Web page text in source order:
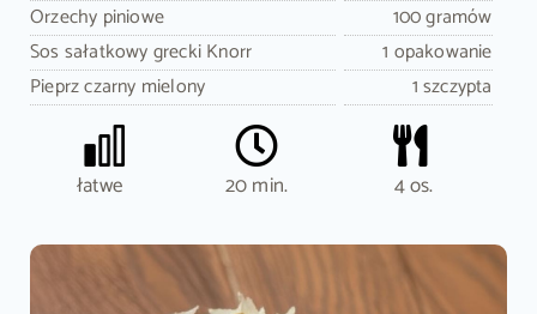
Orzechy piniowe
100 gramów
Sos sałatkowy grecki Knorr
1 opakowanie
Pieprz czarny mielony
1 szczypta
łatwe 20 min. 4 os.